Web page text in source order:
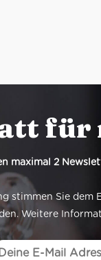
für
maximal 2
stimmen Sie dem
Weitere